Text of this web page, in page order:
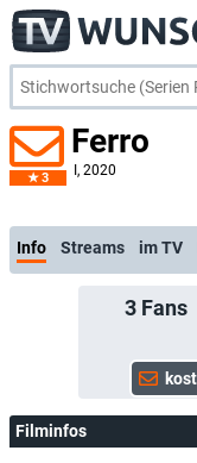
3
Ferro
, 2020
Info Streams im TV
3Fans
Filminfos